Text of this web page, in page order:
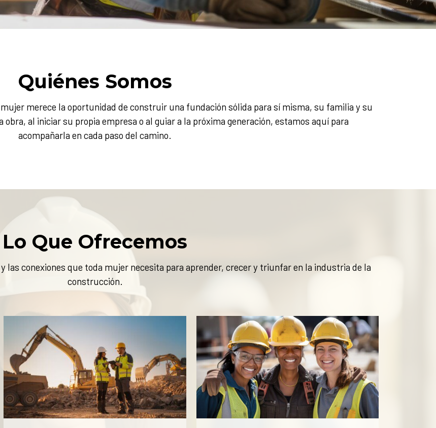
Quiénes Somos
merece la oportunidad de construir una fundación sólida para sí misma, su familia y su
al iniciar su propia empresa o al guiar a la próxima generación, estamos aquí para
acompañarla en cada paso del camino.
Lo Que Ofrecemos
las conexiones que toda mujer necesita para aprender, crecer y triunfar en la industria de la
construcción.